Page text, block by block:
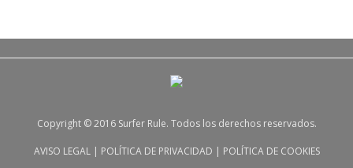
Copyright © 2016 Surfer Rule. Todos los derechos reservados.
AVISO LEGAL| POLÍTICA DE PRIVACIDAD | POLÍTICA DE COOKIES